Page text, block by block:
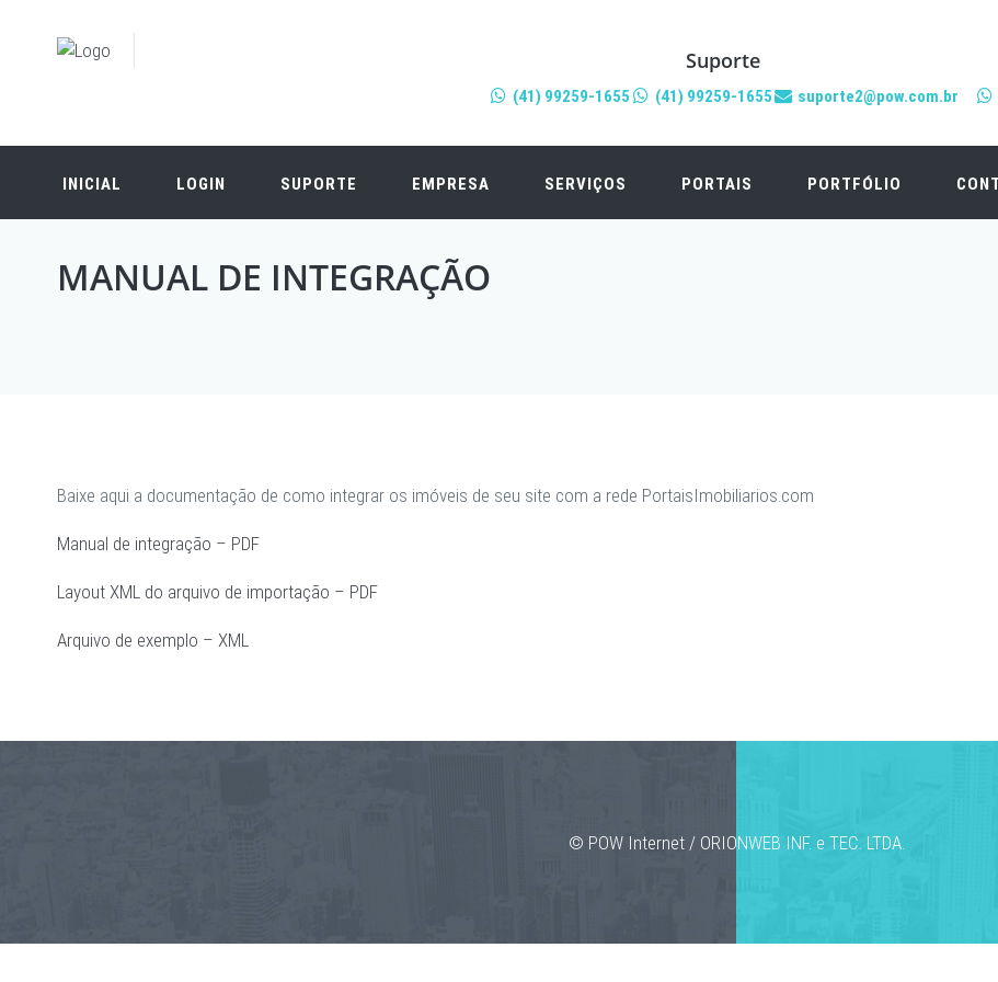
Suporte
(41) 99259-1655 (41) 99259-1655 suporte2@pow.com.br
INICIAL LOGIN SUPORTE EMPRESA SERVIÇOS PORTAIS PORTFÓLIO
MANUAL DE INTEGRAÇÃO
Baixe aqui a documentação de como integrar os imóveis de seu site com a rede PortaisImobiliarios.com
Manual de integração – PDF
Layout XML do arquivo de importação – PDF
Arquivo de exemplo – XML
© POW Internet / ORIONWEB INF. e TEC. LTDA.